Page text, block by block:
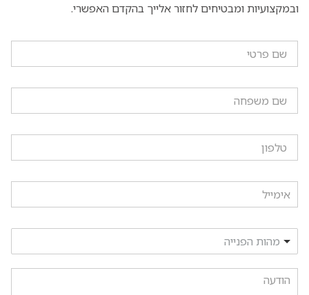
ובמקצועיות ומבטיחים לחזור אלייך בהקדם האפשרי.
מהות הפנייה